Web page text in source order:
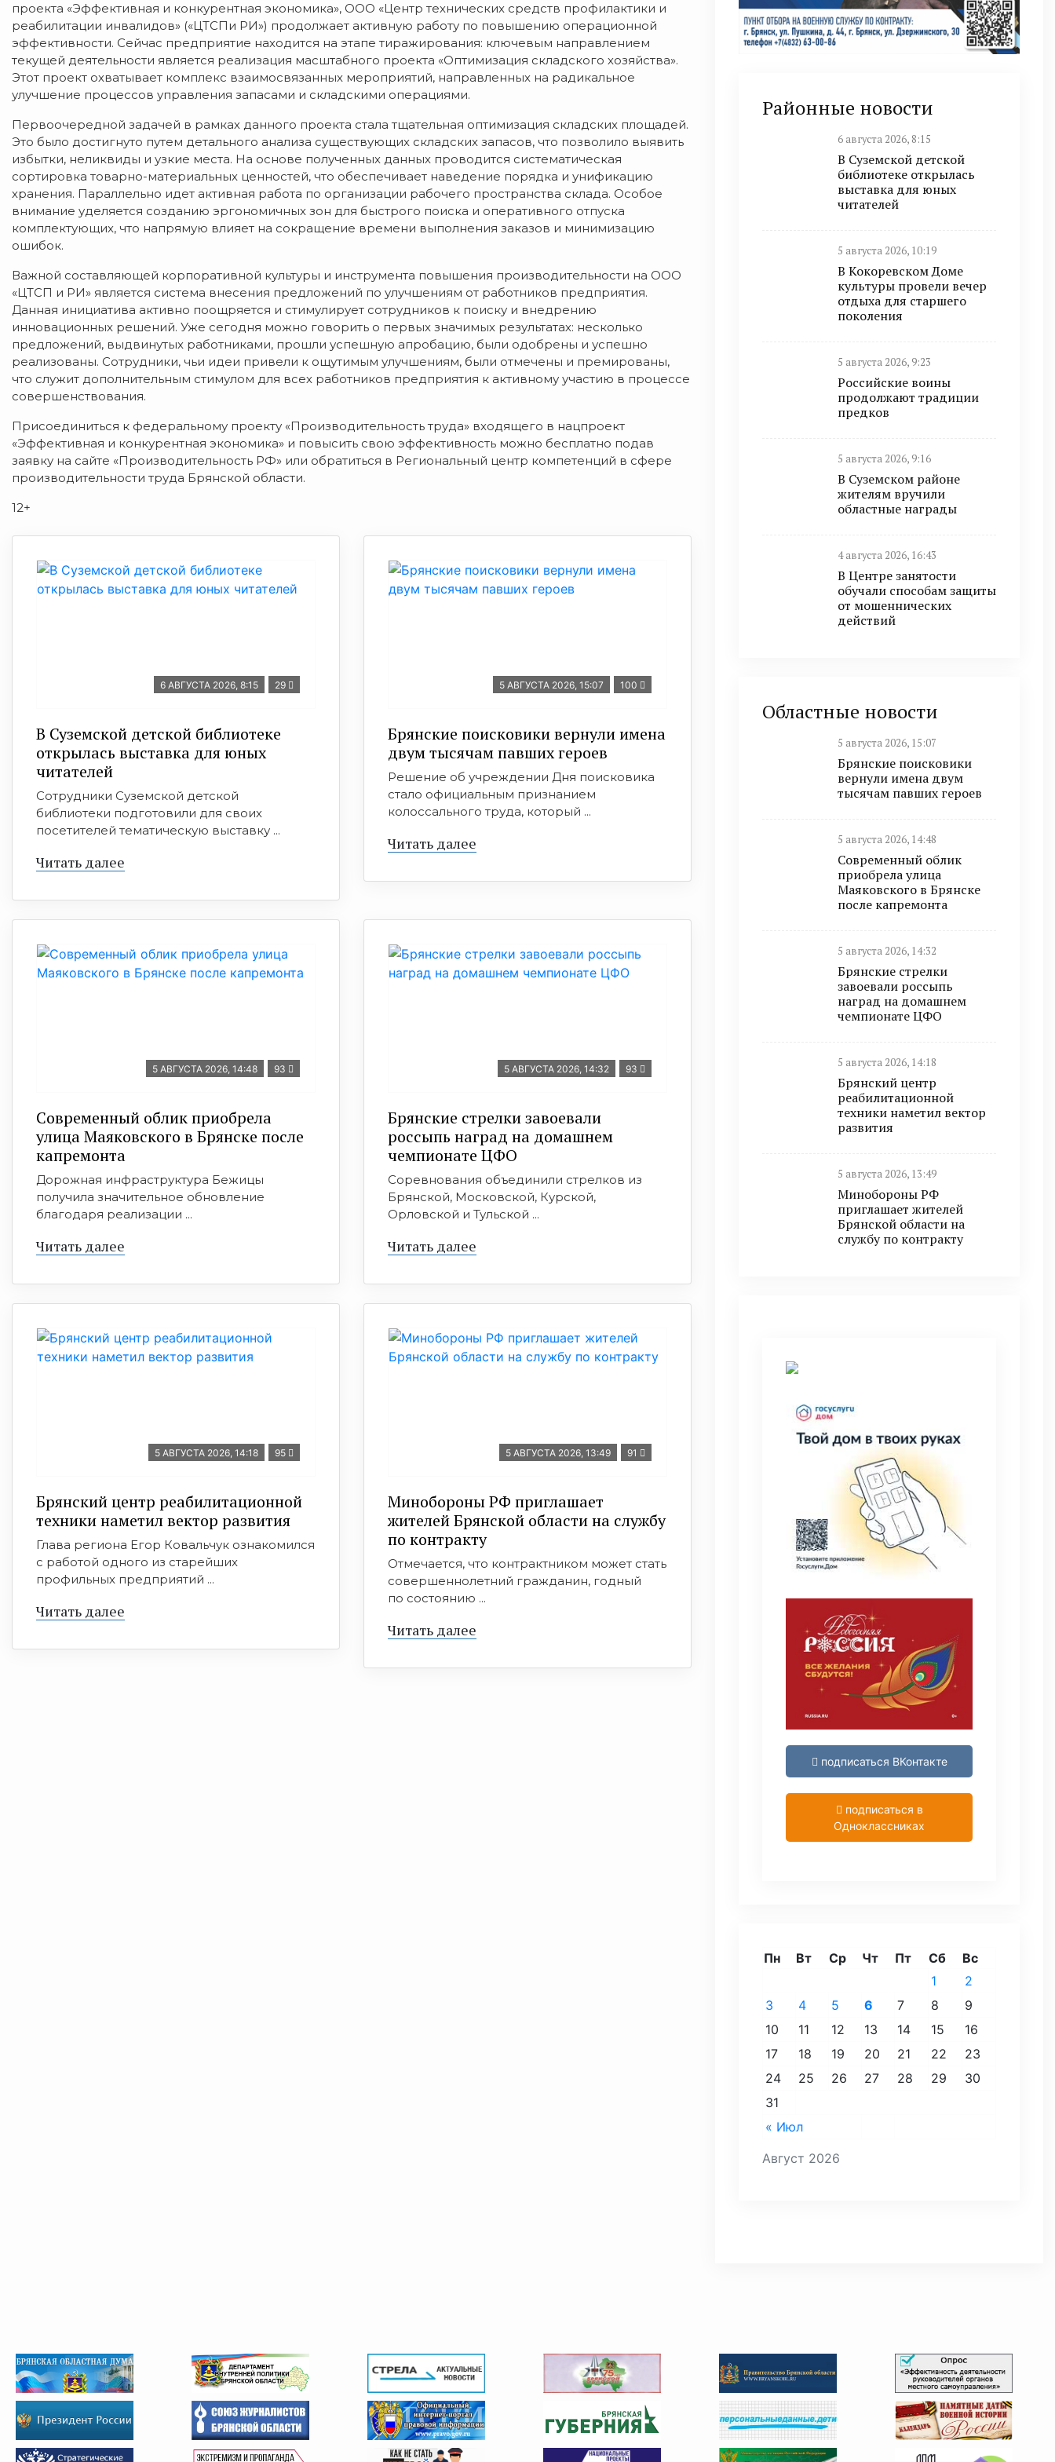
проекта «Эффективная и конкурентная экономика», ООО «Центр технических средств профилактики и
реабилитации инвалидов» («ЦТСПи РИ») продолжает активную работу по повышению операционной
эффективности. Сейчас предприятие находится на этапе тиражирования: ключевым направлением
текущей деятельности является реализация масштабного проекта «Оптимизация складского хозяйства».
Этот проект охватывает комплекс взаимосвязанных мероприятий, направленных на радикальное
улучшение процессов управления запасами и складскими операциями.
Первоочередной задачей в рамках данного проекта стала тщательная оптимизация складских площадей.
Это было достигнуто путем детального анализа существующих складских запасов, что позволило выявить
избытки, неликвиды и узкие места. На основе полученных данных проводится систематическая
сортировка товарно-материальных ценностей, что обеспечивает наведение порядка и унификацию
хранения. Параллельно идет активная работа по организации рабочего пространства склада. Особое
внимание уделяется созданию эргономичных зон для быстрого поиска и оперативного отпуска
комплектующих, что напрямую влияет на сокращение времени выполнения заказов и минимизацию
ошибок.
Важной составляющей корпоративной культуры и инструмента повышения производительности на ООО
«ЦТСП и РИ» является система внесения предложений по улучшениям от работников предприятия.
Данная инициатива активно поощряется и стимулирует сотрудников к поиску и внедрению
инновационных решений. Уже сегодня можно говорить о первых значимых результатах: несколько
предложений, выдвинутых работниками, прошли успешную апробацию, были одобрены и успешно
реализованы. Сотрудники, чьи идеи привели к ощутимым улучшениям, были отмечены и премированы,
что служит дополнительным стимулом для всех работников предприятия к активному участию в процессе
совершенствования.
Присоединиться к федеральному проекту «Производительность труда» входящего в нацпроект
«Эффективная и конкурентная экономика» и повысить свою эффективность можно бесплатно подав
заявку на сайте «Производительность РФ» или обратиться в Региональный центр компетенций в сфере
производительности труда Брянской области.
12+
6 АВГУСТА 2026, 8:15 29
В Суземской детской библиотеке
открылась выставка для юных
читателей
Сотрудники Суземской детской
библиотеки подготовили для своих
посетителей тематическую выставку ...
Читать далее
5 АВГУСТА 2026, 15:07 100
Брянские поисковики вернули имена
двум тысячам павших героев
Решение об учреждении Дня поисковика
стало официальным признанием
колоссального труда, который ...
Читать далее
5 АВГУСТА 2026, 14:48 93
Современный облик приобрела
улица Маяковского в Брянске после
капремонта
Дорожная инфраструктура Бежицы
получила значительное обновление
благодаря реализации ...
Читать далее
5 АВГУСТА 2026, 14:32 93
Брянские стрелки завоевали
россыпь наград на домашнем
чемпионате ЦФО
Соревнования объединили стрелков из
Брянской, Московской, Курской,
Орловской и Тульской ...
Читать далее
5 АВГУСТА 2026, 14:18 95
Брянский центр реабилитационной
техники наметил вектор развития
Глава региона Егор Ковальчук ознакомился
с работой одного из старейших
профильных предприятий ...
Читать далее
5 АВГУСТА 2026, 13:49 91
Минобoроны РФ приглaшaет
житeлeй Брянской области на службу
по контракту
Отмечается, что контрактником может стать
совершеннолетний гражданин, годный
по состоянию ...
Читать далее
Районные новости
6 августа 2026, 8:15
В Суземской детской
библиотеке открылась
выставка для юных
читателей
5 августа 2026, 10:19
В Кокоревском Доме
культуры провели вечер
отдыха для старшего
поколения
5 августа 2026, 9:23
Российские воины
продолжают традиции
предков
5 августа 2026, 9:16
В Суземском районе
жителям вручили
областные награды
4 августа 2026, 16:43
В Центре занятости
обучали способам защиты
от мошеннических
действий
Областные новости
5 августа 2026, 15:07
Брянские поисковики
вернули имена двум
тысячам павших героев
5 августа 2026, 14:48
Современный облик
приобрела улица
Маяковского в Брянске
после капремонта
5 августа 2026, 14:32
Брянские стрелки
завоевали россыпь
наград на домашнем
чемпионате ЦФО
5 августа 2026, 14:18
Брянский центр
реабилитационной
техники наметил вектор
развития
5 августа 2026, 13:49
Минобoроны РФ
приглaшaет житeлeй
Брянской области на
службу по контракту
подписаться ВКонтакте
подписаться в
Одноклассниках
Август 2026
Пн Вт Ср Чт Пт Сб Вс
« Июл
1
2
3
4 5 6 7 8
9
10
11 12 13 14 15
16
17
18 19 20 21 22
23
24
25 26 27 28 29
30
31